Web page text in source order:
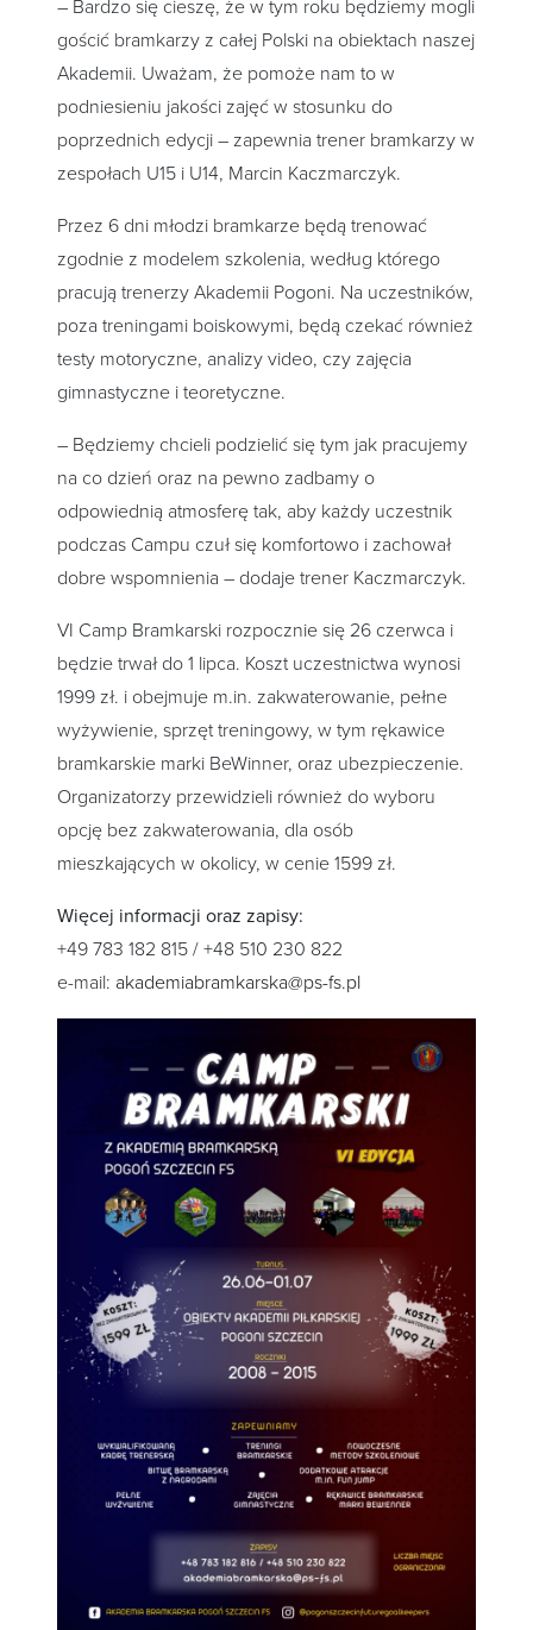
– Bardzo się cieszę, że w tym roku będziemy mogli
gościć bramkarzy z całej Polski na obiektach naszej
Akademii. Uważam, że pomoże nam to w
podniesieniu jakości zajęć w stosunku do
poprzednich edycji – zapewnia trener bramkarzy w
zespołach U15 i U14, Marcin Kaczmarczyk.
Przez 6 dni młodzi bramkarze będą trenować
zgodnie z modelem szkolenia, według którego
pracują trenerzy Akademii Pogoni. Na uczestników,
poza treningami boiskowymi, będą czekać również
testy motoryczne, analizy video, czy zajęcia
gimnastyczne i teoretyczne.
– Będziemy chcieli podzielić się tym jak pracujemy
na co dzień oraz na pewno zadbamy o
odpowiednią atmosferę tak, aby każdy uczestnik
podczas Campu czuł się komfortowo i zachował
dobre wspomnienia – dodaje trener Kaczmarczyk.
VI Camp Bramkarski rozpocznie się 26 czerwca i
będzie trwał do 1 lipca. Koszt uczestnictwa wynosi
1999 zł. i obejmuje m.in. zakwaterowanie, pełne
wyżywienie, sprzęt treningowy, w tym rękawice
bramkarskie marki BeWinner, oraz ubezpieczenie.
Organizatorzy przewidzieli również do wyboru
opcję bez zakwaterowania, dla osób
mieszkających w okolicy, w cenie 1599 zł.
Więcej informacji oraz zapisy:
+49 783 182 815 / +48 510 230 822
e-mail: akademiabramkarska@ps-fs.pl